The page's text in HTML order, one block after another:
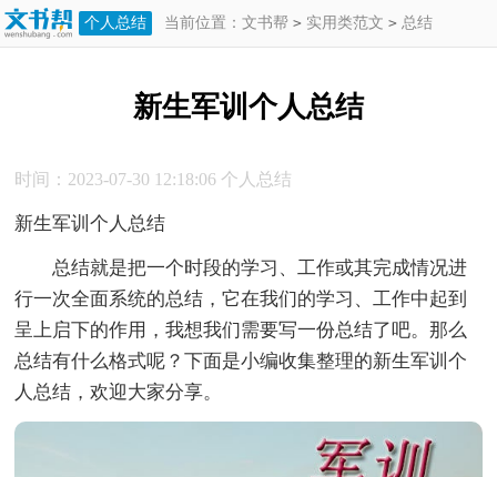
个人总结 当前位置： 文书帮 > 实用类范文 > 总结
新生军训个人总结
时间：2023-07-30 12:18:06 个人总结
新生军训个人总结
总结就是把一个时段的学习、工作或其完成情况进
行一次全面系统的总结，它在我们的学习、工作中起到
呈上启下的作用，我想我们需要写一份总结了吧。那么
总结有什么格式呢？下面是小编收集整理的新生军训个
人总结，欢迎大家分享。